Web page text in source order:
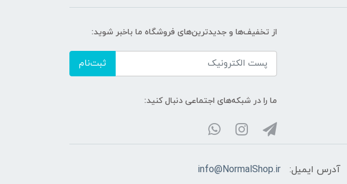
از تخفیف‌ها و جدیدترین‌های فروشگاه ما باخبر شوید:
ثبت‌نام
ما را در شبکه‌های اجتماعی دنبال کنید:
آدرس ایمیل: info@NormalShop.ir